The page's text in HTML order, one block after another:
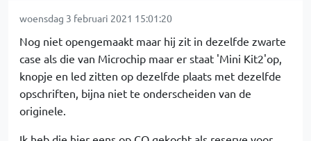
woensdag 3 februari 2021 15:01:20
Nog niet opengemaakt maar hij zit in dezelfde zwarte
case als die van Microchip maar er staat 'Mini Kit2'op,
knopje en led zitten op dezelfde plaats met dezelfde
opschriften, bijna niet te onderscheiden van de
originele.